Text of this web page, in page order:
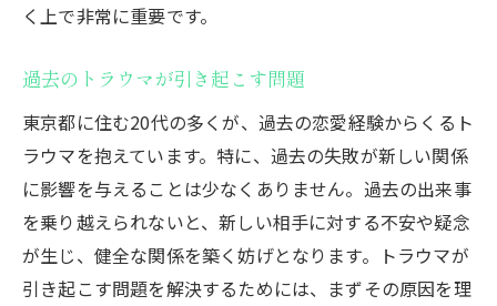
く上で非常に重要です。
過去のトラウマが引き起こす問題
東京都に住む20代の多くが、過去の恋愛経験からくるト
ラウマを抱えています。特に、過去の失敗が新しい関係
に影響を与えることは少なくありません。過去の出来事
を乗り越えられないと、新しい相手に対する不安や疑念
が生じ、健全な関係を築く妨げとなります。トラウマが
引き起こす問題を解決するためには、まずその原因を理